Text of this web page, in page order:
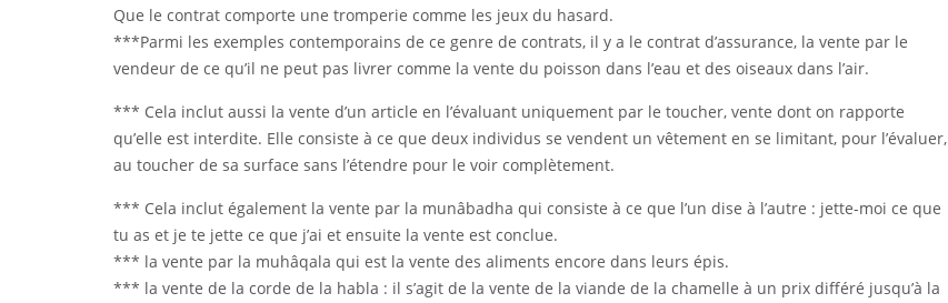
Que le contrat comporte une tromperie comme les jeux du hasard.
***Parmi les exemples contemporains de ce genre de contrats, il y a le contrat d’assurance, la vente par le
vendeur de ce qu’il ne peut pas livrer comme la vente du poisson dans l’eau et des oiseaux dans l’air.
*** Cela inclut aussi la vente d’un article en l’évaluant uniquement par le toucher, vente dont on rapporte
qu’elle est interdite. Elle consiste à ce que deux individus se vendent un vêtement en se limitant, pour l’évaluer,
au toucher de sa surface sans l’étendre pour le voir complètement.
*** Cela inclut également la vente par la munâbadha qui consiste à ce que l’un dise à l’autre : jette-moi ce que
tu as et je te jette ce que j’ai et ensuite la vente est conclue.
*** la vente par la muhâqala qui est la vente des aliments encore dans leurs épis.
*** la vente de la corde de la habla : il s’agit de la vente de la viande de la chamelle à un prix différé jusqu’à la